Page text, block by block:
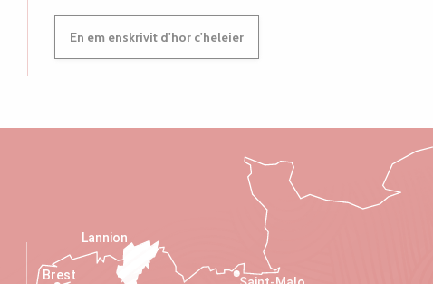
En em enskrivit d'hor c'heleier
Lannion
Brest